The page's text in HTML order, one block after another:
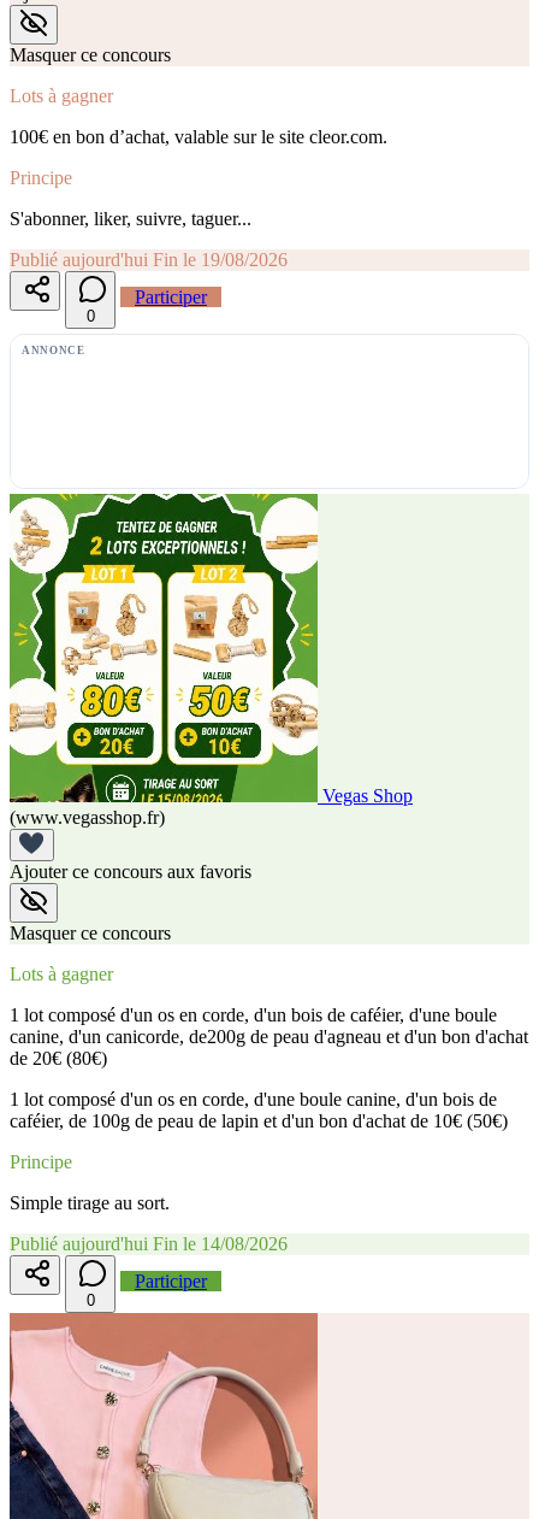
Masquer ce concours
Lots à gagner
100€ en bon d’achat, valable sur le site cleor.com.
Principe
S'abonner, liker, suivre, taguer...
Publié aujourd'hui Fin le 19/08/2026
0
Participer
ANNONCE
Vegas Shop
(www.vegasshop.fr)
Ajouter ce concours aux favoris
Masquer ce concours
Lots à gagner
1 lot composé d'un os en corde, d'un bois de caféier, d'une boule
canine, d'un canicorde, de200g de peau d'agneau et d'un bon d'achat
de 20€ (80€)
1 lot composé d'un os en corde, d'une boule canine, d'un bois de
caféier, de 100g de peau de lapin et d'un bon d'achat de 10€ (50€)
Principe
Simple tirage au sort.
Publié aujourd'hui Fin le 14/08/2026
0
Participer